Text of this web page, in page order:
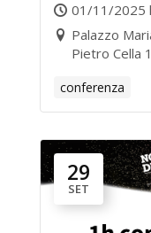
01/11/2025
Palazzo
Pietro Cella
conferenza
29
SET